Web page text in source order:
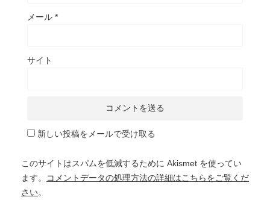
メール *
サイト
新しい投稿をメールで受け取る
このサイトはスパムを低減するために Akismet を使ってい
ます。
コメントデータの処理方法の詳細はこちらをご覧くだ
さい。